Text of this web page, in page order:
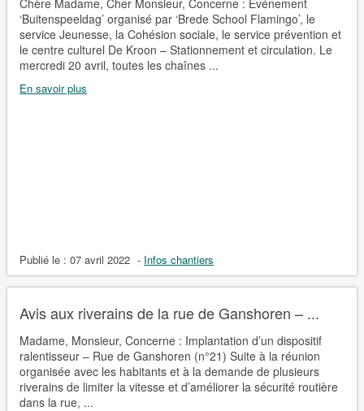
‘Buitenspeeldag’ organisé par ‘Brede School Flamingo’, le
service Jeunesse, la Cohésion sociale, le service prévention et
le centre culturel De Kroon – Stationnement et circulation. Le
mercredi 20 avril, toutes les chaînes ...
En savoir plus
Publié le : 07 avril 2022 - Infos chantiers
Avis aux riverains de la rue de Ganshoren – ...
Madame, Monsieur, Concerne : Implantation d’un dispositif
ralentisseur – Rue de Ganshoren (n°21) Suite à la réunion
organisée avec les habitants et à la demande de plusieurs
riverains de limiter la vitesse et d’améliorer la sécurité routière
dans la rue, ...